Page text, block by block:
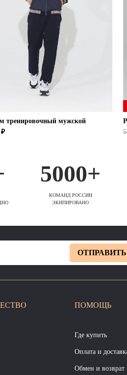
тренировочный мужской
₽
5000+
КОМАНД РОССИИ
ЭКИПИРОВАНО
ОТПРАВИТЬ
ПОМОЩЬ
Где купить
Оплата и
Обмен и возврат